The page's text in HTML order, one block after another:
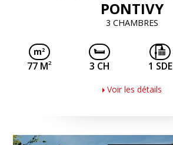
PONTIVY
3 CHAMBRES
77 M2 3 CH 1 SDE
Voir les détails